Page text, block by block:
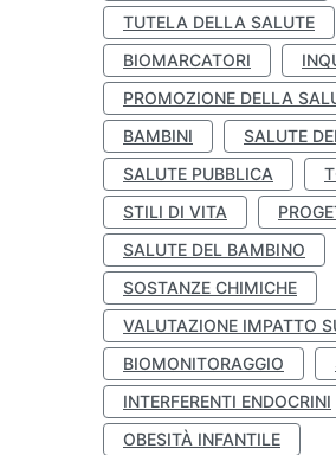
TUTELA DELLA SALUTE
BIOMARCATORI
PROMOZIONE DELLA
BAMBINI
SALUTE
SALUTE PUBBLICA
STILI DI VITA
SALUTE DEL BAMBINO
SOSTANZE CHIMICHE
VALUTAZIONE IMPATTO
BIOMONITORAGGIO
INTERFERENTI ENDOCRINI
OBESITÀ INFANTILE